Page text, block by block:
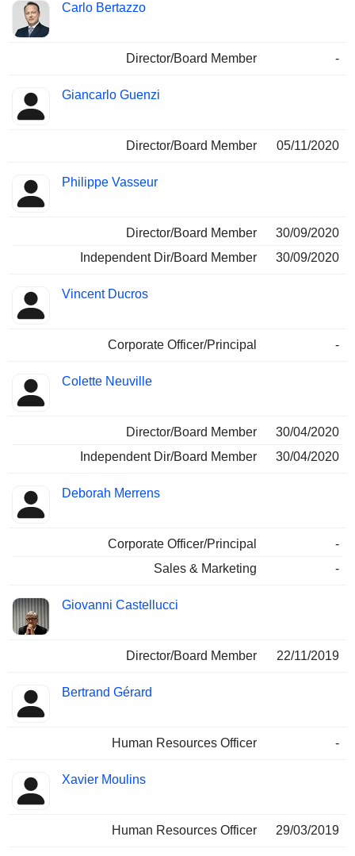
Carlo Bertazzo
Director/Board Member -
Giancarlo Guenzi
Director/Board Member 05/11/2020
Philippe Vasseur
Director/Board Member
30/09/2020
Independent Dir/Board Member
30/09/2020
Vincent Ducros
Corporate Officer/Principal -
Colette Neuville
Director/Board Member
30/04/2020
Independent Dir/Board Member
30/04/2020
Deborah Merrens
Corporate Officer/Principal
-
Sales & Marketing
-
Giovanni Castellucci
Director/Board Member 22/11/2019
Bertrand Gérard
Human Resources Officer -
Xavier Moulins
Human Resources Officer 29/03/2019